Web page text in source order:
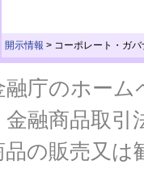
開示情報 > コーポレート・ガ
庁のホー
融商品取
の販売又